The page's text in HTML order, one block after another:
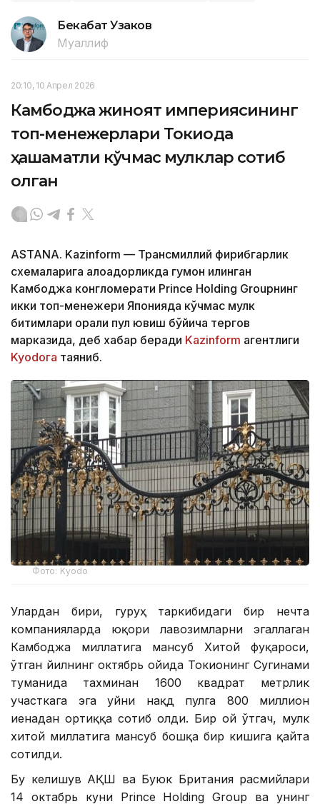
Бекабат Узаков
Муаллиф
20:10, 10 Апрел 2026
Камбоджа жиноят империясининг
топ-менежерлари Токиода
ҳашаматли кўчмас мулклар сотиб
олган
ASTANA. Kazinform — Трансмиллий фирибгарлик
схемаларига алоқадорликда гумон қилинган
Камбоджа конгломерати Prince Holding Groupнинг
икки топ-менежери Японияда кўчмас мулк
битимлари орқали пул ювиш бўйича тергов
марказида, деб хабар беради Kazinform агентлиги
Kyodoга таяниб.
Фото: Kyodo
Улардан бири, гуруҳ таркибидаги бир нечта
компанияларда юқори лавозимларни эгаллаган
Камбоджа миллатига мансуб Хитой фуқароси,
ўтган йилнинг октябрь ойида Токионинг Сугинами
туманида тахминан 1600 квадрат метрлик
участкага эга уйни нақд пулга 800 миллион
иенадан ортиққа сотиб олди. Бир ой ўтгач, мулк
хитой миллатига мансуб бошқа бир кишига қайта
сотилди.
Бу келишув АҚШ ва Буюк Британия расмийлари
14 октабрь куни Prince Holding Group ва унинг